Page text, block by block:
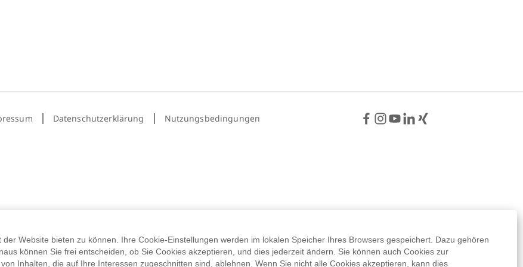
Website bieten zu können. Ihre Cookie-Einstellungen werden im lokalen Speicher Ihres Browsers gespeichert. Dazu gehören
können Sie frei entscheiden, ob Sie Cookies akzeptieren, und dies jederzeit ändern. Sie können auch Cookies zur
Inhalten, die auf Ihre Interessen zugeschnitten sind, ablehnen. Wenn Sie nicht alle Cookies akzeptieren, kann dies